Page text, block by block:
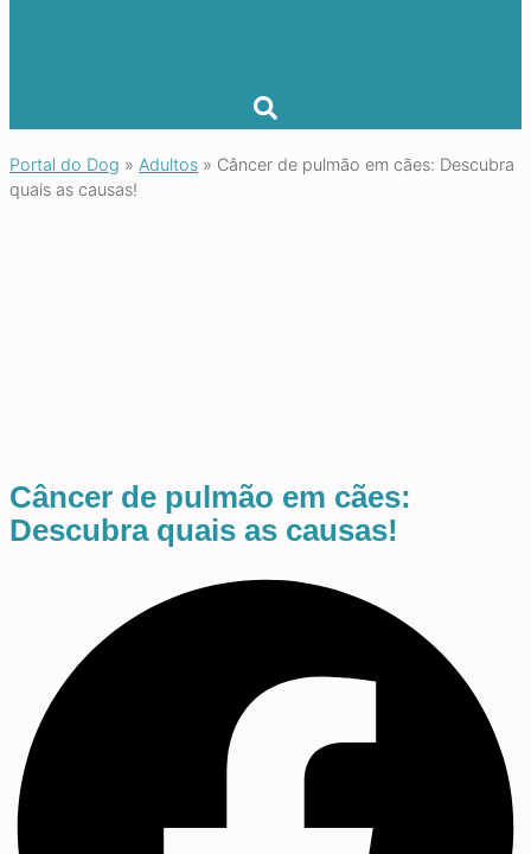
Portal do Dog » Adultos » Câncer de pulmão em cães: Descubra
quais as causas!
Câncer de pulmão em cães:
Descubra quais as causas!